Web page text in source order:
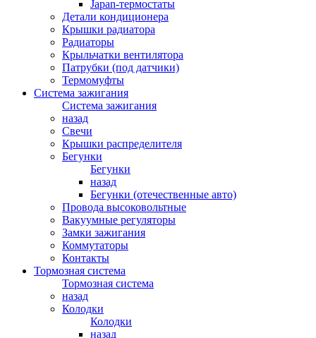
Japan-термостаты
Детали кондиционера
Крышки радиатора
Радиаторы
Крыльчатки вентилятора
Патрубки (под датчики)
Термомуфты
Система зажигания
Система зажигания
назад
Свечи
Крышки распределителя
Бегунки
Бегунки
назад
Бегунки (отечественные авто)
Провода высоковольтные
Вакуумные регуляторы
Замки зажигания
Коммутаторы
Контакты
Тормозная система
Тормозная система
назад
Колодки
Колодки
назад